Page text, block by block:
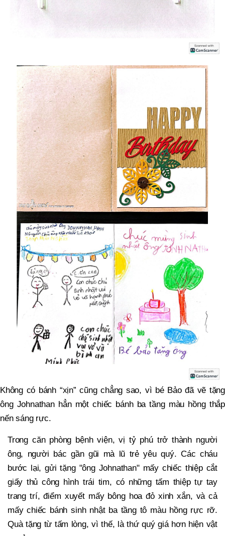
Không có bánh “xịn” cũng chẳng sao, vì bé Bảo đã vẽ tặng
ông Johnathan hẳn một chiếc bánh ba tầng màu hồng thắp
nến sáng rực.
Trong căn phòng bệnh viện, vị tỷ phú trở thành người
ông, người bác gần gũi mà lũ trẻ yêu quý. Các cháu
bước lại, gửi tặng "ông Johnathan" mấy chiếc thiệp cắt
giấy thủ công hình trái tim, có những tấm thiệp tự tay
trang trí, điểm xuyết mấy bông hoa đỏ xinh xắn, và cả
mấy chiếc bánh sinh nhật ba tầng tô màu hồng rực rỡ.
Quà tặng từ tấm lòng, vì thế, là thứ quý giá hơn hiện vật